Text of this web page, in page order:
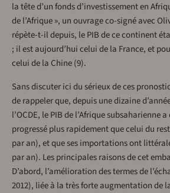
la tête d’un fonds d’investissement en
de l’Afrique », un ouvrage co-signé avec
répète-t-il depuis, le PIB de ce continent
; il est aujourd’hui celui de la France, et
celui de la Chine (9).
Sans discuter ici du sérieux de ces
de rappeler que, depuis une dizaine
l’OCDE, le PIB de l’Afrique subsaharienne
progressé plus rapidement que celui du
par an), et que ses importations ont
par an). Les principales raisons de cet
D’abord, l’amélioration des termes de
2012), liée à la très forte augmentation de